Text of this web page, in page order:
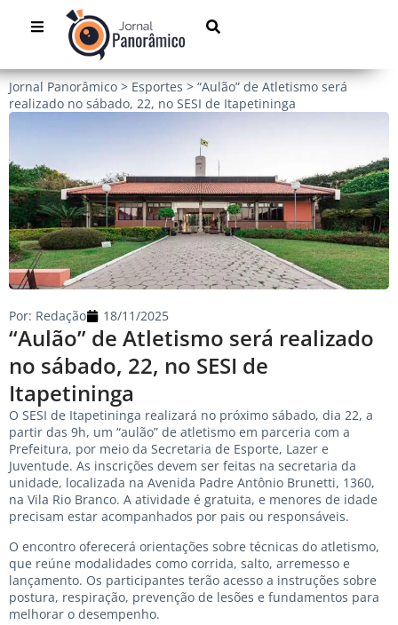
Jornal Panorâmico > Esportes > “Aulão” de Atletismo será
realizado no sábado, 22, no SESI de Itapetininga
“Aulão” de Atletismo será realizado
no sábado, 22, no SESI de
Itapetininga
Por: Redação 18/11/2025
O SESI de Itapetininga realizará no próximo sábado, dia 22, a
partir das 9h, um “aulão” de atletismo em parceria com a
Prefeitura, por meio da Secretaria de Esporte, Lazer e
Juventude. As inscrições devem ser feitas na secretaria da
unidade, localizada na Avenida Padre Antônio Brunetti, 1360,
na Vila Rio Branco. A atividade é gratuita, e menores de idade
precisam estar acompanhados por pais ou responsáveis.
O encontro oferecerá orientações sobre técnicas do atletismo,
que reúne modalidades como corrida, salto, arremesso e
lançamento. Os participantes terão acesso a instruções sobre
postura, respiração, prevenção de lesões e fundamentos para
melhorar o desempenho.